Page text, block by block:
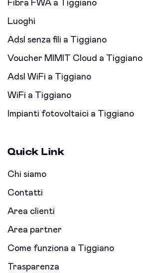
Fibra FWA a Tiggiano
Luoghi
Adsl senza fili a Tiggiano
Voucher MIMIT Cloud a Tiggiano
Adsl WiFi a Tiggiano
WiFi a Tiggiano
Impianti fotovoltaici a Tiggiano
Quick Link
Chi siamo
Contatti
Area clienti
Area partner
Come funziona a Tiggiano
Trasparenza